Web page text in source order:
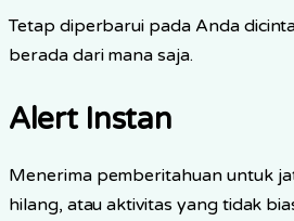
Tetap diperbarui pada Anda
berada dari mana saja.
Alert Instan
Menerima pemberitahuan untuk
hilang, atau aktivitas yang tidak